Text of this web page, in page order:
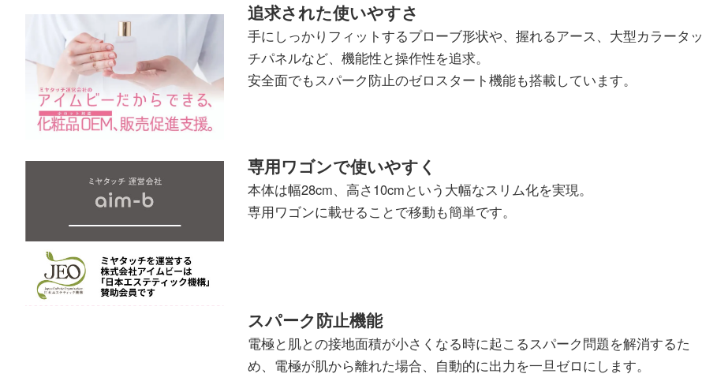
追求された使いやすさ
手にしっかりフィットするプローブ形状や、握れるアース、大型カラータッ
チパネルなど、機能性と操作性を追求。
安全面でもスパーク防止のゼロスタート機能も搭載しています。
専用ワゴンで使いやすく
本体は幅28cm、高さ10cmという大幅なスリム化を実現。
専用ワゴンに載せることで移動も簡単です。
スパーク防止機能
電極と肌との接地面積が小さくなる時に起こるスパーク問題を解消するた
め、電極が肌から離れた場合、自動的に出力を一旦ゼロにします。